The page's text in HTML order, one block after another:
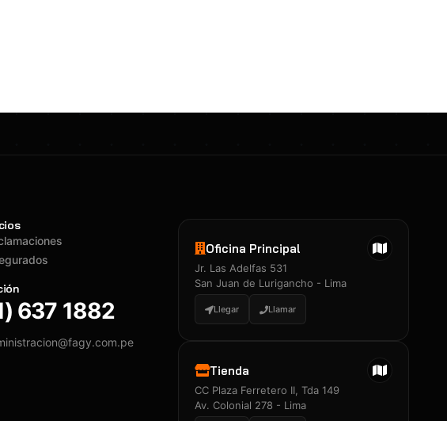
637 1882
Oficina Principal
Jr. Las Adelfas 531
San Juan de Lurigancho - Lima
Llegar Llamar
Tienda
CC Plaza Ferretero II, Tda 149
Av. Colonial 278 - Lima